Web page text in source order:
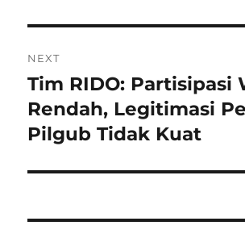
NEXT
Next
post:
Tim RIDO: Partisipasi
Rendah, Legitimasi
Pilgub Tidak Kuat